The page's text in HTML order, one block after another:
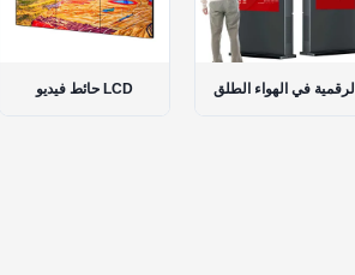
الطوطم الرقمية في الهواء الطلقالسبورة الذكية التفاعلية